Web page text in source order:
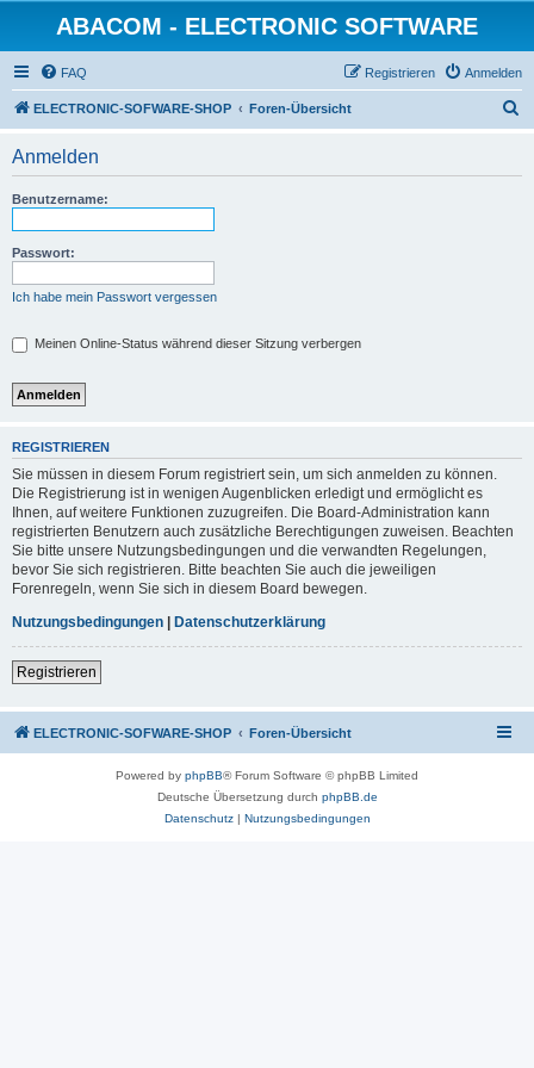
ABACOM - ELECTRONIC SOFTWARE
FAQ Anmelden
Registrieren
ELECTRONIC-SOFWARE-SHOP Foren-Übersicht
Anmelden
Benutzername:
Passwort:
Ich habe mein Passwort vergessen
Meinen Online-Status während dieser Sitzung verbergen
REGISTRIEREN
Sie müssen in diesem Forum registriert sein, um sich anmelden zu können.
Die Registrierung ist in wenigen Augenblicken erledigt und ermöglicht es
Ihnen, auf weitere Funktionen zuzugreifen. Die Board-Administration kann
registrierten Benutzern auch zusätzliche Berechtigungen zuweisen. Beachten
Sie bitte unsere Nutzungsbedingungen und die verwandten Regelungen,
bevor Sie sich registrieren. Bitte beachten Sie auch die jeweiligen
Forenregeln, wenn Sie sich in diesem Board bewegen.
Nutzungsbedingungen
Datenschutzerklärung
Registrieren
ELECTRONIC-SOFWARE-SHOP Foren-Übersicht
Powered by phpBB® Forum Software © phpBB Limited
Deutsche Übersetzung durch phpBB.de
Datenschutz| Nutzungsbedingungen